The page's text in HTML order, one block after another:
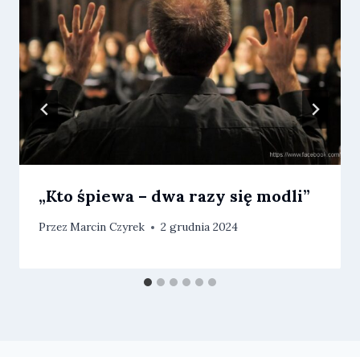
„Kto śpiewa – dwa razy się modli”
Przez Marcin Czyrek 2 grudnia 2024